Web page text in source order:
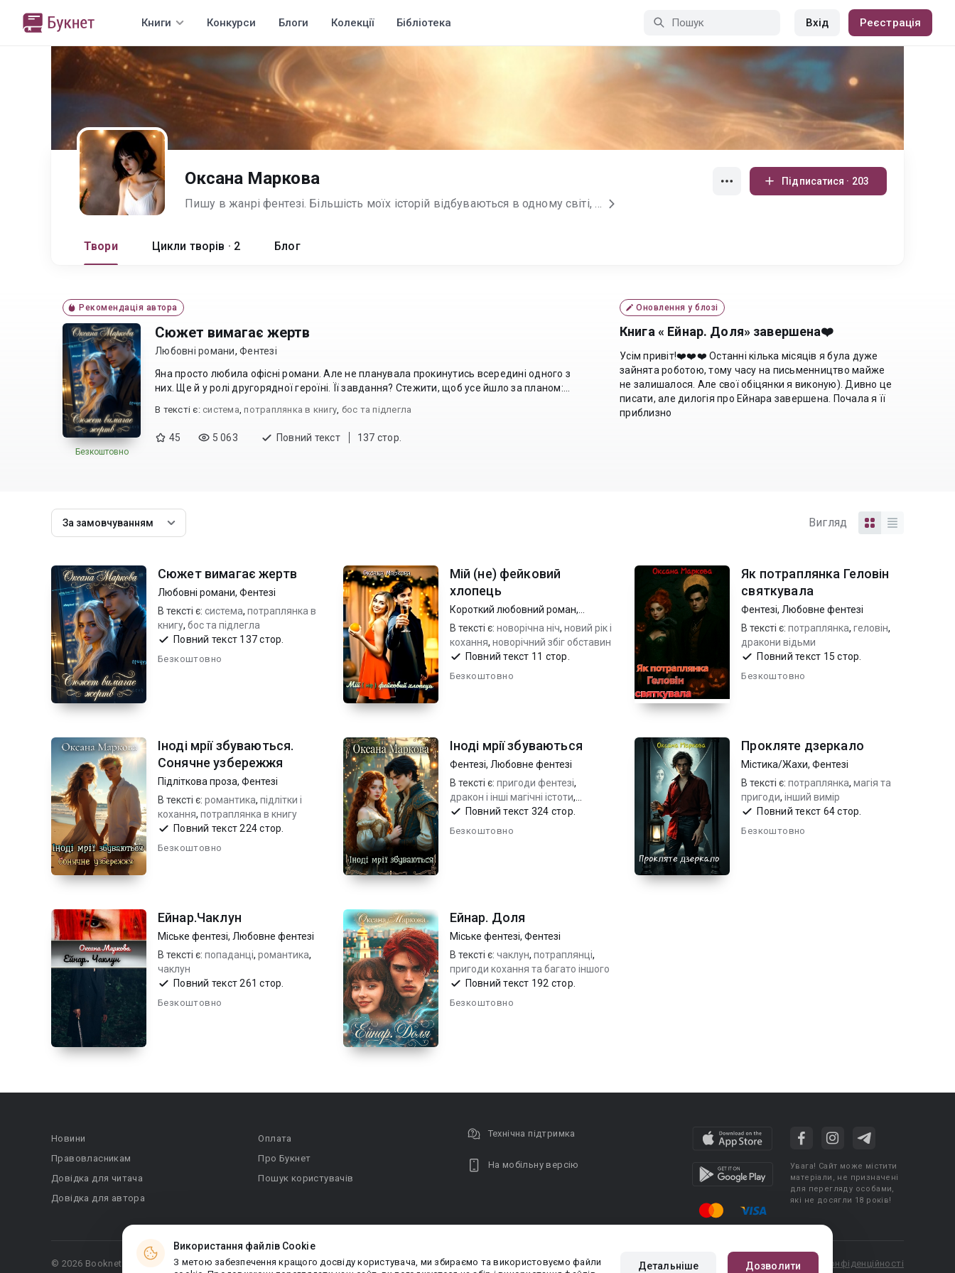
Книги Конкурси Блоги Колекції Бібліотека Вхід Реєстрація
Оксана Маркова
Пишу в жанрі фентезі. Більшість моїх історій відбуваються в одному світі, де долі героїв часто переплітаються. Проте кожну з книг можна читати як окрему. Все залежить від натхнення і вільного часу — саме вони визначають, коли народиться новий розділ. Інстаграм: https://www.instagram.com/oksana_markova.writer?igsh=MTl1cDJoZ2pmdXpwZw== Ютуб: https://www.youtube.com/@einari4
Підписатися · 203
Твори Цикли творів · 2 Блог
Рекомендація автора
Безкоштовно
Сюжет вимагає жертв
Любовні романи, Фентезі
Яна просто любила офісні романи. Але не планувала прокинутись всередині одного з
них. Ще й у ролі другорядної героїні. Її завдання? Стежити, щоб усе йшло за планом:...
В текcті є: система,потраплянка в книгу, бос та підлегла
45 5 063 Повний текст 137 стор.
Оновлення у блозі
Книга « Ейнар. Доля» завершена❤️
Усім привіт!❤️❤️❤️ Останні кілька місяців я була дуже
зайнята роботою, тому часу на письменництво майже
не залишалося. Але свої обіцянки я виконую). Дивно це
писати, але дилогія про Ейнара завершена. Почала я її
приблизно
За замовчуванням Вигляд
Сюжет вимагає жертв
Любовні романи, Фентезі
В тексті є: система, потраплянка в
книгу,
бос та підлегла
Повний текст 137 стор.
Безкоштовно
Мій (не) фейковий
хлопець
Короткий любовний роман,
Сучасний любовний роман
В тексті є: новорічна ніч, новий рік і
кохання, новорічний збіг обставин
Повний текст 11 стор.
Безкоштовно
Як потраплянка Геловін
святкувала
Фентезі, Любовне фентезі
В тексті є:потраплянка,геловін,
дракони відьми
Повний текст 15 стор.
Безкоштовно
Іноді мрії збуваються.
Сонячне узбережжя
Підліткова проза, Фентезі
В тексті є: романтика, підлітки і
кохання, потраплянка в книгу
Повний текст 224 стор.
Безкоштовно
Іноді мрії збуваються
Фентезі, Любовне фентезі
В тексті є: пригоди фентезі,
дракон і інші магічні істоти,
потраплянка в книгу Повний текст 324 стор.
Безкоштовно
Прокляте дзеркало
Містика/Жахи,Фентезі
В тексті є:потраплянка,магія та
пригоди,інший вимір
Повний текст 64 стор.
Безкоштовно
Ейнар.Чаклун
Міське фентезі, Любовне фентезі
В тексті є: попаданці, романтика,
чаклун
Повний текст 261 стор.
Безкоштовно
Ейнар. Доля
Міське фентезі, Фентезі
В тексті є: чаклун, потраплянці,
пригоди кохання та багато іншого
Повний текст 192 стор.
Безкоштовно
Використання файлів Cookie
З метою забезпечення кращого досвіду користувача, ми збираємо та використовуємо файли
Детальніше Дозволити
Новини
Правовласникам
Довідка для читача
Довідка для автора
Оплата
Про Букнет
Пошук користувачів
Технічна підтримка
На мобільну версію
Увага! Сайт може містити
матеріали, не призначені
для перегляду особами,
які не досягли 18 років!
© 2026 Booknet. Всі права захищено. Privacy policy Угода користувача Політика конфіденційності